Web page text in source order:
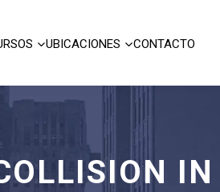
UBICACIONES CONTACTO